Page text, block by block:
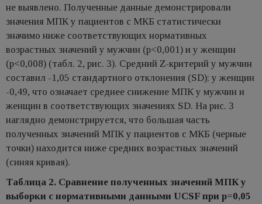
не выявлено. Полученные данные демонстрировали
значения МПК у пациентов с МКБ статистически
значимо ниже соответствующих нормативных
возрастных значений у мужчин (p<0,001) и у женщин
(p<0,008) (табл. 2, рис. 3). Средний Z-критерий у мужчин
составил -1,05 стандартного отклонения (SD); у женщин
-0,49, что означает среднее снижение МПК у мужчин и
женщин в соответствующих значениях SD. На рис. 3
наглядно демонстрируется, что большая часть
полученных значений МПК у пациентов с МКБ (черные
точки) находится ниже средних возрастных значений
(синяя кривая).
Таблица 2. Сравнение полученных значений МПК у
выборки с нормативными данными UCSF при p=0,05